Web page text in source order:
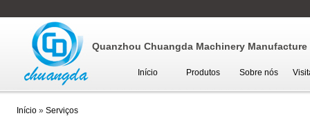
Quanzhou Chuangda Machinery Manufacture
Início Produtos Sobre nós
Início» Serviços